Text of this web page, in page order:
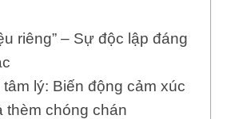
riêng” – Sự độc lập đáng
tâm lý: Biến động cảm xúc
thèm chóng chán